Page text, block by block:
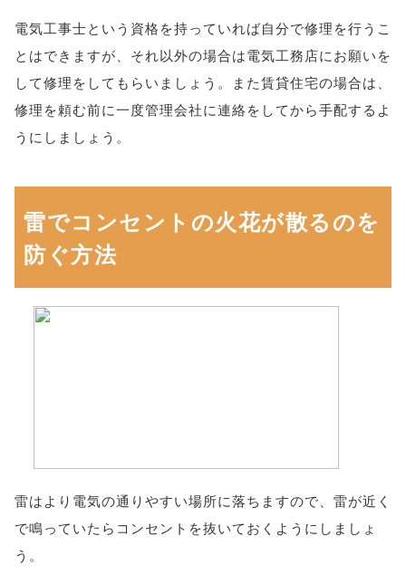
電気工事士という資格を持っていれば自分で修理を行うこ
とはできますが、それ以外の場合は電気工務店にお願いを
して修理をしてもらいましょう。また賃貸住宅の場合は、
修理を頼む前に一度管理会社に連絡をしてから手配するよ
うにしましょう。
雷でコンセントの火花が散るのを
防ぐ方法
雷はより電気の通りやすい場所に落ちますので、雷が近く
で鳴っていたらコンセントを抜いておくようにしましょ
う。